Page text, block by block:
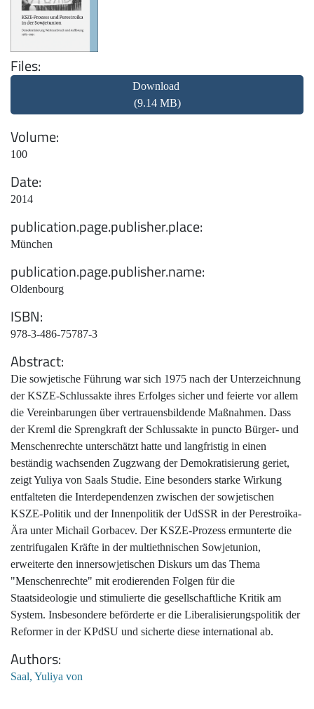
Files
Download
(9.14 MB)
Volume
100
Date
2014
publication.page.publisher.place
München
publication.page.publisher.name
Oldenbourg
ISBN
978-3-486-75787-3
Abstract
Die sowjetische Führung war sich 1975 nach der Unterzeichnung
der KSZE-Schlussakte ihres Erfolges sicher und feierte vor allem
die Vereinbarungen über vertrauensbildende Maßnahmen. Dass
der Kreml die Sprengkraft der Schlussakte in puncto Bürger- und
Menschenrechte unterschätzt hatte und langfristig in einen
beständig wachsenden Zugzwang der Demokratisierung geriet,
zeigt Yuliya von Saals Studie. Eine besonders starke Wirkung
entfalteten die Interdependenzen zwischen der sowjetischen
KSZE-Politik und der Innenpolitik der UdSSR in der Perestroika-
Ära unter Michail Gorbacev. Der KSZE-Prozess ermunterte die
zentrifugalen Kräfte in der multiethnischen Sowjetunion,
erweiterte den innersowjetischen Diskurs um das Thema
"Menschenrechte" mit erodierenden Folgen für die
Staatsideologie und stimulierte die gesellschaftliche Kritik am
System. Insbesondere beförderte er die Liberalisierungspolitik der
Reformer in der KPdSU und sicherte diese international ab.
Authors
Saal, Yuliya von